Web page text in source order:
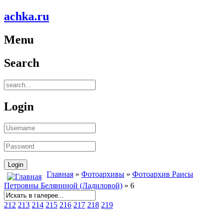
achka.ru
Menu
Search
Login
Главная » Фотоархивы » Фотоархив Раисы
Петровны Беляниной (Ладиловой) » 6
212 213 214 215 216 217 218 219